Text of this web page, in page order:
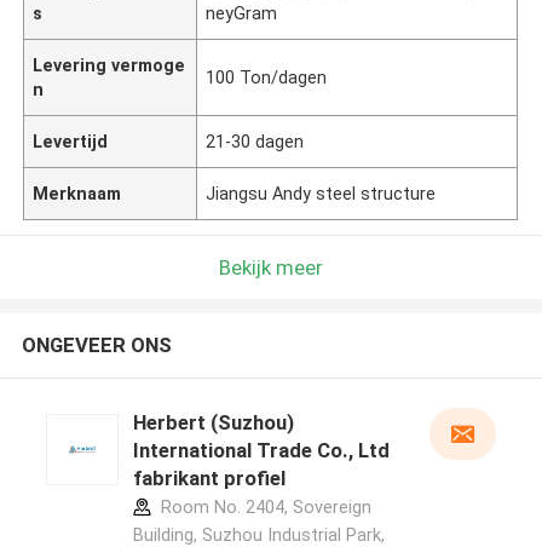
s
neyGram
Levering vermoge
n
100 Ton/dagen
Levertijd 21-30 dagen
Merknaam Jiangsu Andy steel structure
Bekijk meer
ONGEVEER ONS
Herbert (Suzhou)
International Trade Co., Ltd
fabrikant profiel
Room No. 2404, Sovereign
Building, Suzhou Industrial Park,